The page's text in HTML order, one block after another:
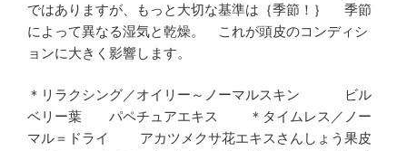
ではありますが、もっと大切な基準は｛季節！｝ 季節
によって異なる湿気と乾燥。 これが頭皮のコンディシ
ョンに大きく影響します。
＊リラクシング／オイリー～ノーマルスキン ビル
ベリー葉 パペチュアエキス ＊タイムレス／ノー
マル＝ドライ アカツメクサ花エキスさんしょう果皮